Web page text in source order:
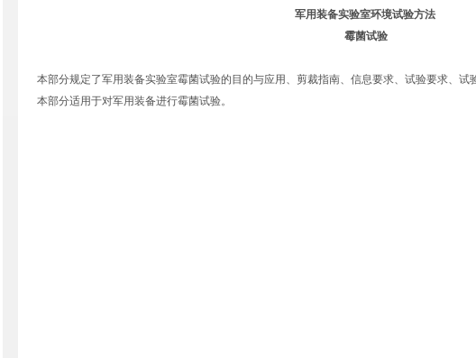
军用装备实验室环境试验方法
霉菌试验
本部分规定了军用装备实验室霉菌试验的目的与应用、剪裁指南、信息要求、试验要求、试
本部分适用于对军用装备进行霉菌试验。